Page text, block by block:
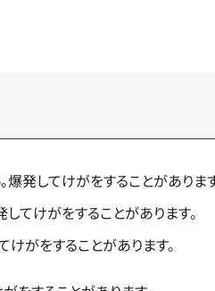
爆発してけがをすることがありま
てけがをすることがあります。
がをすることがあります。